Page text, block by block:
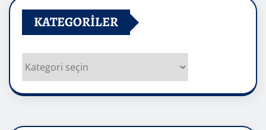
KATEGORILER
Kategoriler